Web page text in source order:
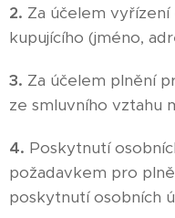
2. Za účelem
kupujícího (jméno,
3. Za účelem plnění
ze smluvního vztahu
4. Poskytnutí
požadavkem pro
poskytnutí osobních